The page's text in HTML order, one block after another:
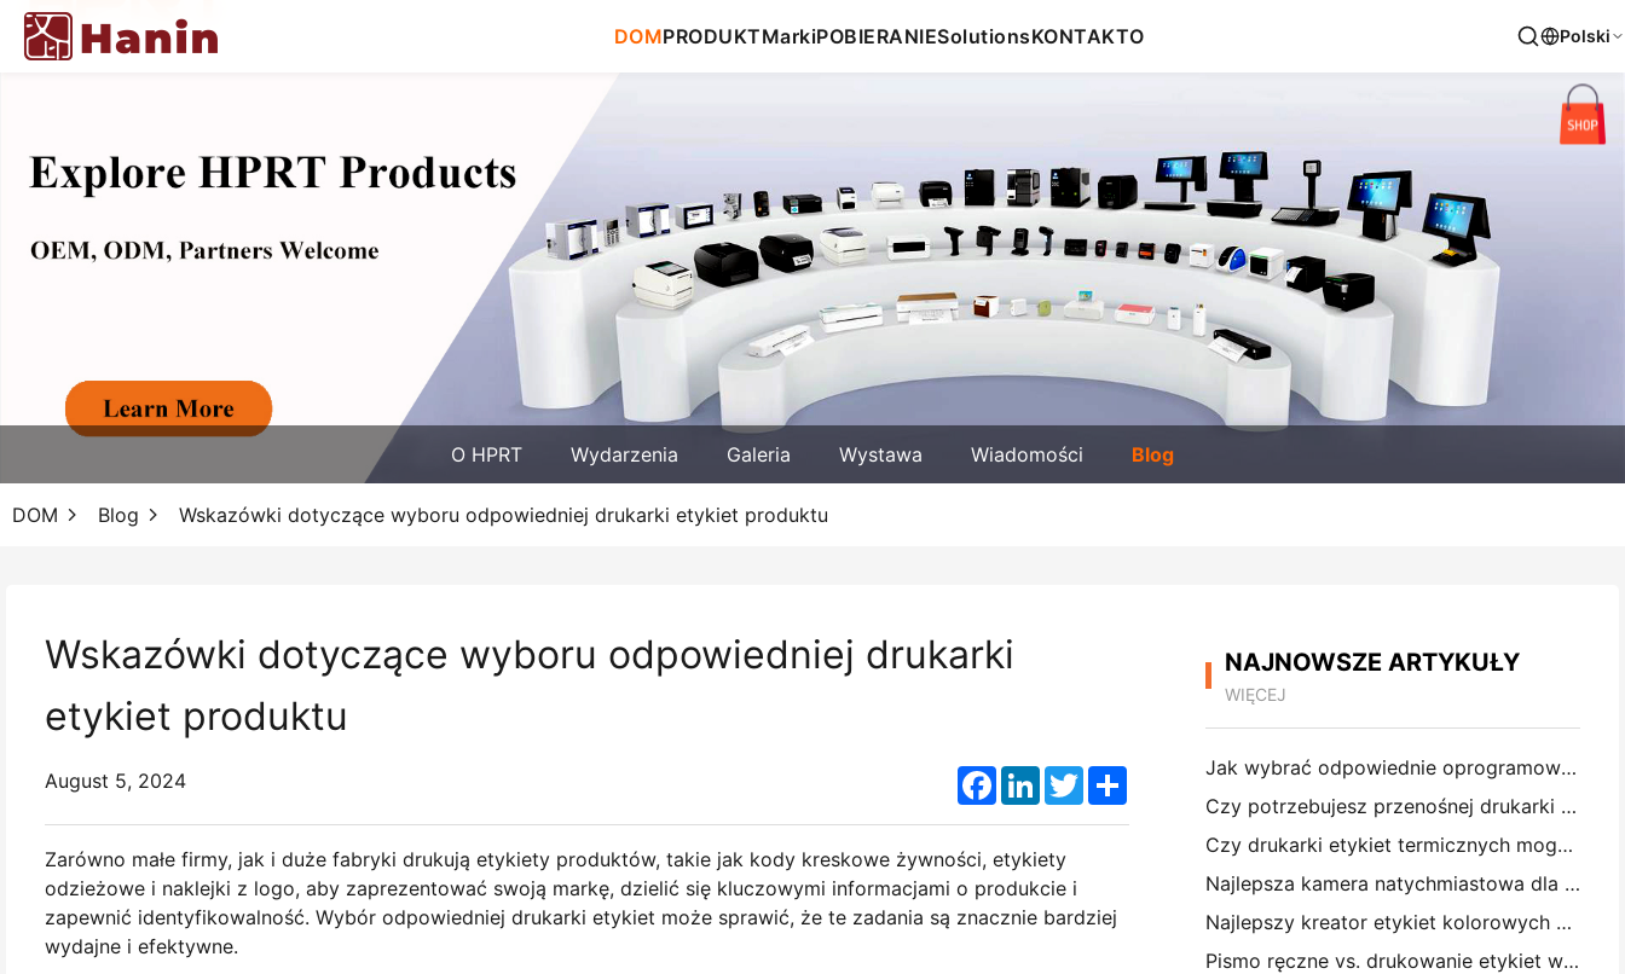
DOMPRODUKTMarkiPOBIERANIESolutionsKONTAKTO Polski
O HPRT Wydarzenia Galeria Wystawa Wiadomości Blog
DOM Blog Wskazówki dotyczące wyboru odpowiedniej drukarki etykiet produktu
Wskazówki dotyczące wyboru odpowiedniej drukarki
etykiet produktu
August 5, 2024 Facebook
LinkedInTwitterShare
Zarówno małe firmy, jak i duże fabryki drukują etykiety produktów, takie jak kody kreskowe żywności, etykiety
odzieżowe i naklejki z logo, aby zaprezentować swoją markę, dzielić się kluczowymi informacjami o produkcie i
zapewnić identyfikowalność. Wybór odpowiedniej drukarki etykiet może sprawić, że te zadania są znacznie bardziej
wydajne i efektywne.
NAJNOWSZE ARTYKUŁY
WIĘCEJ
Jak wybrać odpowiednie oprogramowanie restauracyjne dla małej lub średniej restauracji
Czy potrzebujesz przenośnej drukarki A4 do faktur magazynowych? Co naprawdę działa
Czy drukarki etykiet termicznych mogą tworzyć wodoodporne etykiety dla produktów małych firm?
Najlepsza kamera natychmiastowa dla początkujących, którzy nie chcą marnować papieru
Najlepszy kreator etykiet kolorowych do dziennikarstwa i scrapbooking: dodaj więcej kolorów do każdej strony
Pismo ręczne vs. drukowanie etykiet wysyłkowych: wskazówki dla małych firm w 2026 roku